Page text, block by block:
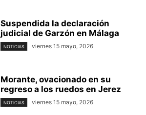
Suspendida la declaración
judicial de Garzón en Málaga
NOTICIAS viernes 15 mayo, 2026
Morante, ovacionado en su
regreso a los ruedos en Jerez
NOTICIAS viernes 15 mayo, 2026